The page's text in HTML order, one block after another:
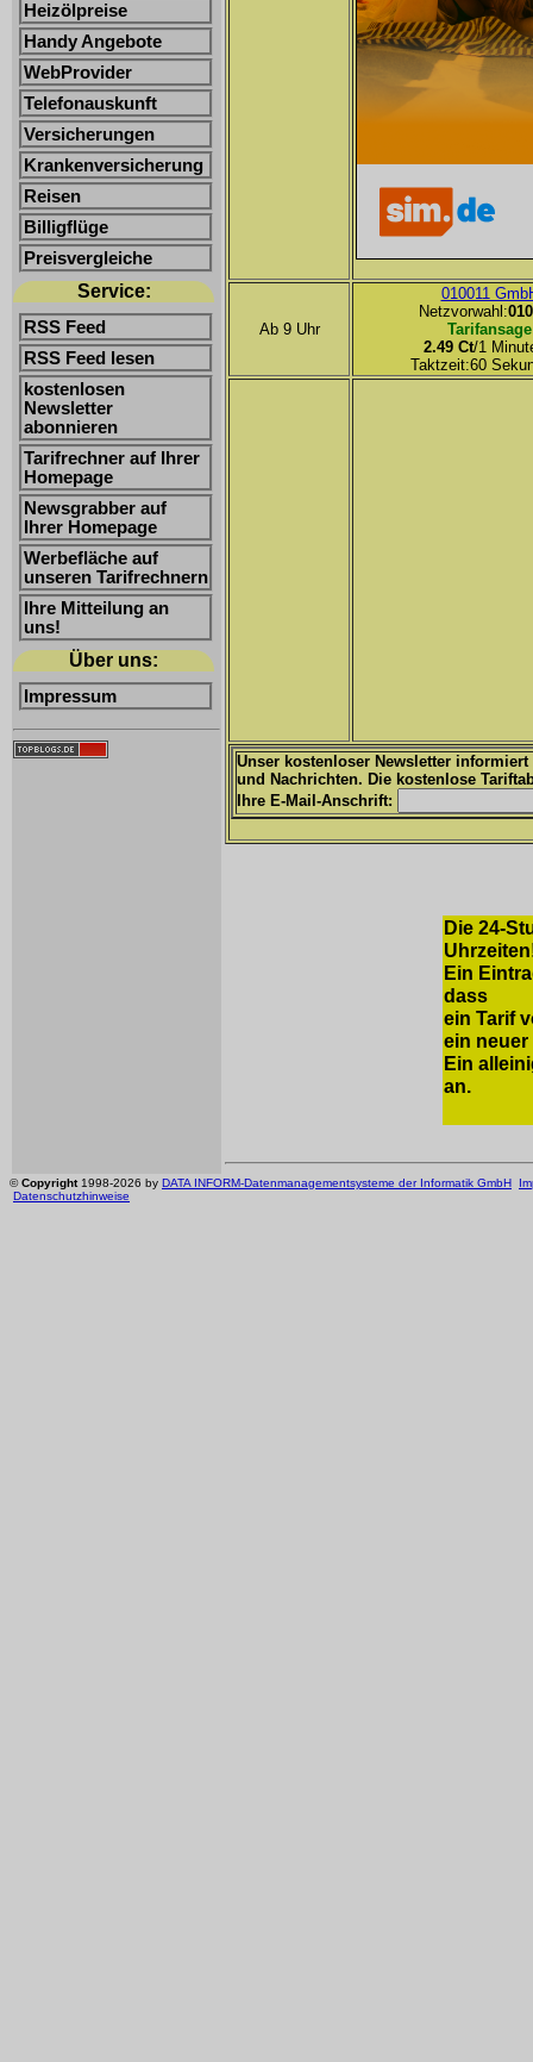
Heizölpreise
Handy Angebote
WebProvider
Telefonauskunft
Versicherungen
Krankenversicherung
Reisen
Billigflüge
Preisvergleiche
Service:
RSS Feed
RSS Feed lesen
kostenlosen
Newsletter
abonnieren
Tarifrechner auf Ihrer
Homepage
Newsgrabber auf
Ihrer Homepage
Werbefläche auf
unseren Tarifrechnern
Ihre Mitteilung an
uns!
Über uns:
Impressum
Ab 9 Uhr
010011
Netzvorwahl:
Tarifansage
2.49 Ct/1
Taktzeit:60
Unser kostenloser Newsletter
und Nachrichten. Die kostenlose
Ihre E-Mail-Anschrift:
Die 24-
Ein
dass
ein Tarif
ein neuer
Ein
an.
©Copyright1998-2026 by DATA INFORM-Datenmanagementsysteme der Informatik GmbH
Datenschutzhinweise